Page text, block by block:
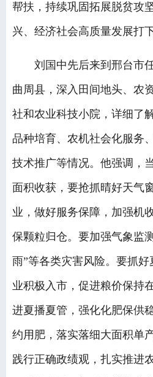
帮扶，持续巩固拓展脱贫攻
兴、经济社会高质量发展打
刘国中先后来到邢台市任
曲周县，深入田间地头、农
社和农业科技小院，详细了
品种培育、农机社会化服务
技术推广等情况。他强调，
面积收获，要抢抓晴好天气
业，做好服务保障，加强机
保颗粒归仓。要加强气象监
雨”等各类灾害风险。要抓
业积极入市，促进粮价保持
进夏播夏管，强化化肥保供
约用肥，落实落细大面积单
践行正确政绩观，扎实推进